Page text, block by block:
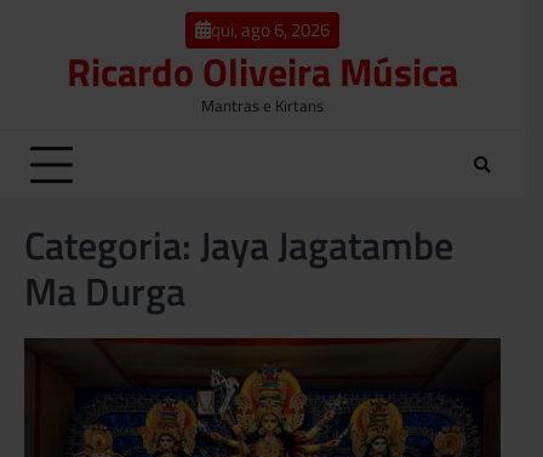
qui, ago 6, 2026
Ricardo Oliveira Música
Mantras e Kirtans
Categoria: Jaya Jagatambe
Ma Durga